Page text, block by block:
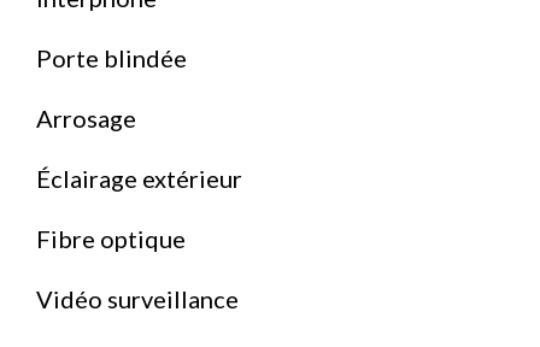
Porte blindée
Arrosage
Éclairage extérieur
Fibre optique
Vidéo surveillance